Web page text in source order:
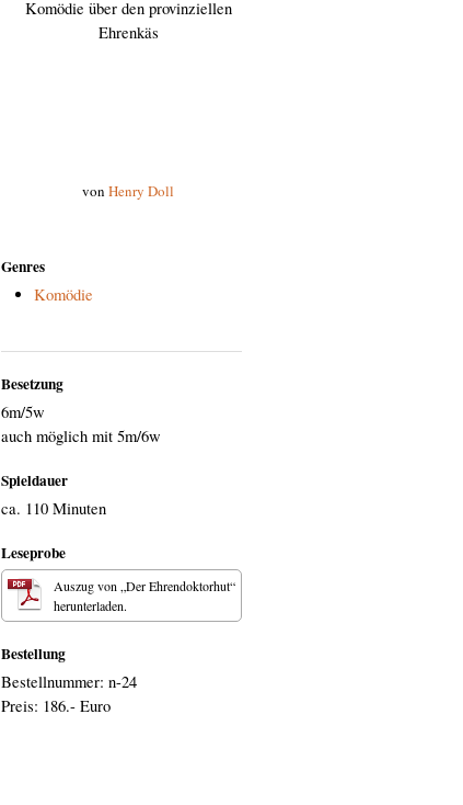
Komödie über den provinziellen
Ehrenkäs
von Henry Doll
Genres
Komödie
Besetzung
6m/5w
auch möglich mit 5m/6w
Spieldauer
ca. 110 Minuten
Leseprobe
Auszug von „Der Ehrendoktorhut“
herunterladen.
Bestellung
Bestellnummer: n-24
Preis: 186.- Euro